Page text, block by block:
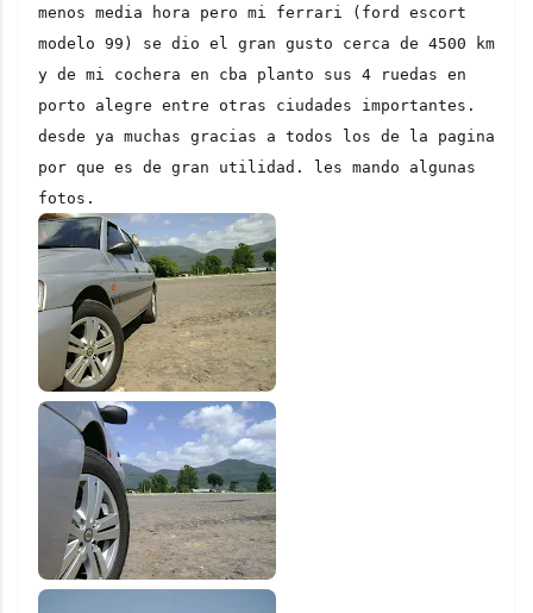
menos media hora pero mi ferrari (ford escort
modelo 99) se dio el gran gusto cerca de 4500 km
y de mi cochera en cba planto sus 4 ruedas en
porto alegre entre otras ciudades importantes.
desde ya muchas gracias a todos los de la pagina
por que es de gran utilidad. les mando algunas
fotos.